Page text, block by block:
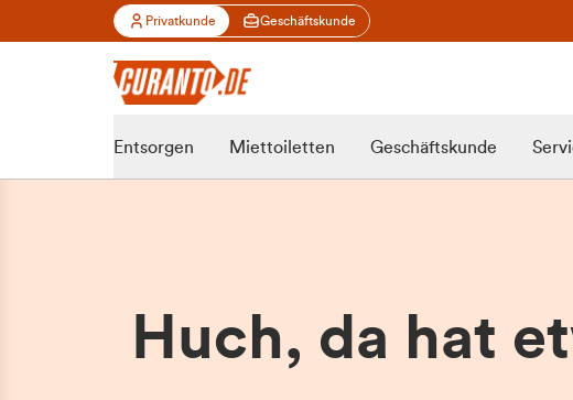
Privatkunde Geschäftskunde
Entsorgen Miettoiletten Geschäftskunde
Huch, da hat